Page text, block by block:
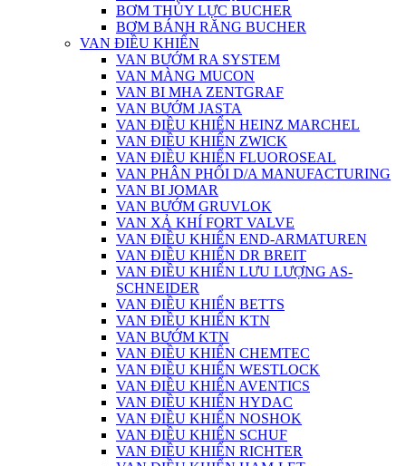
BƠM THỦY LỰC BUCHER
BƠM BÁNH RĂNG BUCHER
VAN ĐIỀU KHIỂN
VAN BƯỚM RA SYSTEM
VAN MÀNG MUCON
VAN BI MHA ZENTGRAF
VAN BƯỚM JASTA
VAN ĐIỀU KHIỂN HEINZ MARCHEL
VAN ĐIỀU KHIỂN ZWICK
VAN ĐIỀU KHIỂN FLUOROSEAL
VAN PHÂN PHỐI D/A MANUFACTURING
VAN BI JOMAR
VAN BƯỚM GRUVLOK
VAN XẢ KHÍ FORT VALVE
VAN ĐIỀU KHIỂN END-ARMATUREN
VAN ĐIỀU KHIỂN DR BREIT
VAN ĐIỀU KHIỂN LƯU LƯỢNG AS-
SCHNEIDER
VAN ĐIỀU KHIỂN BETTS
VAN ĐIỀU KHIỂN KTN
VAN BƯỚM KTN
VAN ĐIỀU KHIỂN CHEMTEC
VAN ĐIỀU KHIỂN WESTLOCK
VAN ĐIỀU KHIỂN AVENTICS
VAN ĐIỀU KHIỂN HYDAC
VAN ĐIỀU KHIỂN NOSHOK
VAN ĐIỀU KHIỂN SCHUF
VAN ĐIỀU KHIỂN RICHTER